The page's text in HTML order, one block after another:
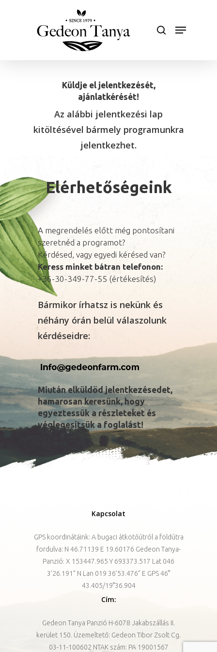
Menu
Küldje el jelentkezését,
ajánlatkérését!
Az alábbi jelentkezési lap
kitöltésével bármely programunkra
jelentkezhet.
Elérhetőségeink
A megrendelés előtt még pontosítani
szeretnéd a programot?
Kérdésed, vagy egyedi kérésed van?
Keress minket bátran telefonon:
+36-30-349-77-55 (értékesítés)
Bármikor írhatsz is nekünk és
néhány órán belül válaszolunk
kérdéseidre:
Miután elküldöd jelentkezésedet,
hamarosan keresünk, hogy
egyeztessük a részleteket és
véglegesítsük a foglalást!
Kapcsolat
GPS koordinátáink: A bugaci átkötőútról a földútra
fordulva: N 46.71139 E 19.60176 Gedeon Tanya-
Panzió: X 153447.965 Y 693373.517 Lat 046
3’26.191” N Lan 019 36’53.476” E GPS 46°
43.405/19°36.904
Cím:
Gedeon Tanya Panzió H-6078 Jakabszállás II.
kerület 150. Üzemeltető: Gedeon Tibor Zsolt Cg.
03-11-100602 NTAK szám: PA 19001567